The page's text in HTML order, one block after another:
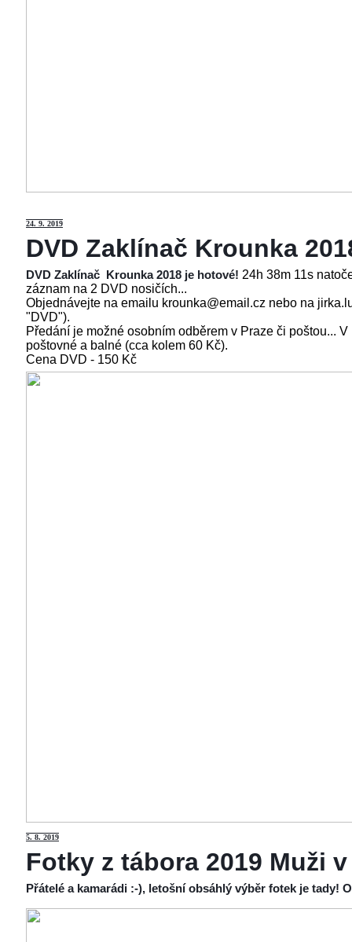
24. 9. 2019
DVD Zaklínač Krounka
DVD Zaklínač Krounka 2018 je hotové! 24h 38m 11s
záznam na 2 DVD nosičích...
Objednávejte na emailu krounka@email.cz nebo na
"DVD").
Předání je možné osobním odběrem v Praze či poštou...
poštovné a balné (cca kolem 60 Kč).
Cena DVD - 150 Kč
5. 8. 2019
Fotky z tábora 2019 Muži
Přátelé a kamarádi :-), letošní obsáhlý výběr fotek je tady!